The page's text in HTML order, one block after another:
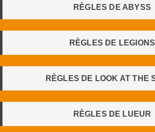
RÈGLES DE ABYSS
RÈGLES DE LEGIONS
RÈGLES DE LOOK AT THE
RÈGLES DE LUEUR